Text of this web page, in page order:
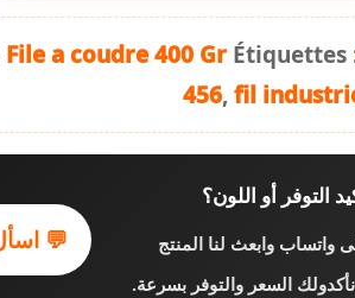
File a coudre 400 Gr Étiquettes
456, fil
التوفر أو اللون؟
وابعث لنا المنتج
السعر والتوفر بسرعة.
💬